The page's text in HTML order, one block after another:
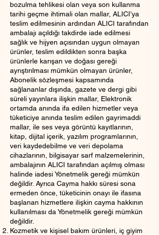
bozulma tehlikesi olan veya son kullanma
tarihi geçme ihtimali olan mallar, ALICI’ya
teslim edilmesinin ardından ALICI tarafından
ambalajı açıldığı takdirde iade edilmesi
sağlık ve hijyen açısından uygun olmayan
ürünler, teslim edildikten sonra başka
ürünlerle karışan ve doğası gereği
ayrıştırılması mümkün olmayan ürünler,
Abonelik sözleşmesi kapsamında
sağlananlar dışında, gazete ve dergi gibi
süreli yayınlara ilişkin mallar, Elektronik
ortamda anında ifa edilen hizmetler veya
tüketiciye anında teslim edilen gayrimaddi
mallar, ile ses veya görüntü kayıtlarının,
kitap, dijital içerik, yazılım programlarının,
veri kaydedebilme ve veri depolama
cihazlarının, bilgisayar sarf malzemelerinin,
ambalajının ALICI tarafından açılmış olması
halinde iadesi Yönetmelik gereği mümkün
değildir. Ayrıca Cayma hakkı süresi sona
ermeden önce, tüketicinin onayı ile ifasına
başlanan hizmetlere ilişkin cayma hakkının
kullanılması da Yönetmelik gereği mümkün
değildir.
Kozmetik ve kişisel bakım ürünleri, iç giyim